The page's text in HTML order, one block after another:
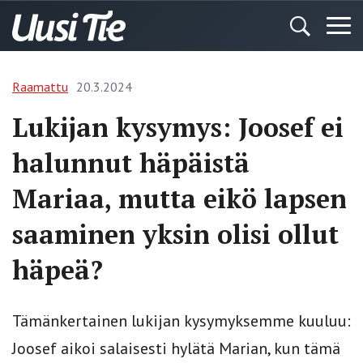
Raamattu 20.3.2024
Lukijan kysymys: Joosef ei
halunnut häpäistä
Mariaa, mutta eikö lapsen
saaminen yksin olisi ollut
häpeä?
Tämänkertainen lukijan kysymyksemme kuuluu:
Joosef aikoi salaisesti hylätä Marian, kun tämä